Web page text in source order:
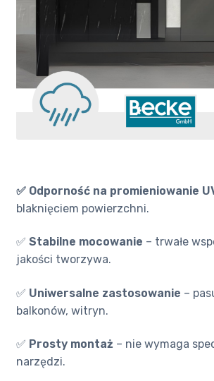
✅ Odporność na promieniowanie
blaknięciem powierzchni.
✅ Stabilne mocowanie – trwałe
jakości tworzywa.
✅ Uniwersalne zastosowanie –
balkonów, witryn.
✅ Prosty montaż – nie wymaga
narzędzi.